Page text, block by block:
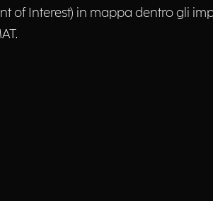
of Interest) in mappa dentro gli